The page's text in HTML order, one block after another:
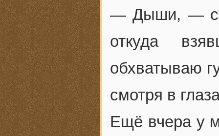
— Дыши, —
откуда
обхватываю
смотря в
Ещё вчера у